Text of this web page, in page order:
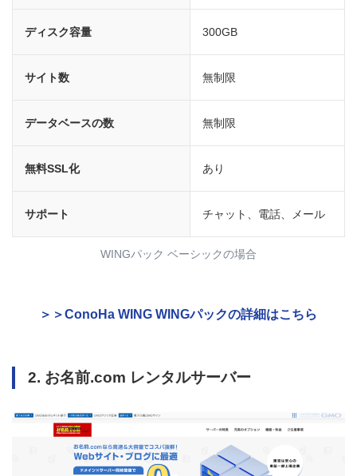
ディスク容量 300GB
サイト数 無制限
データベースの数 無制限
無料SSL化 あり
サポート チャット、電話、メール
WINGパック ベーシックの場合
＞＞ConoHa WING WINGパックの詳細はこちら
2. お名前.com レンタルサーバー